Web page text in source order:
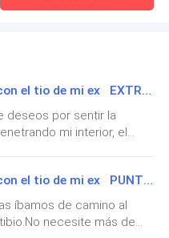
voz desconocida
mucho informarle…
venir lo antes posible?
ante sus
de su estómago
silla.
Un matrimonio por venganza con el tio de mi ex EXTRA NUMERO CUATRO
deseos por sentir la
mi interior, el
de manera incondicional,
hasta que la muerte
o para los dos, porque si
con él. ¡No
Un matrimonio por venganza con el tio de mi ex PUNTO DE VISTA MAXIMILIANO
necesite más de